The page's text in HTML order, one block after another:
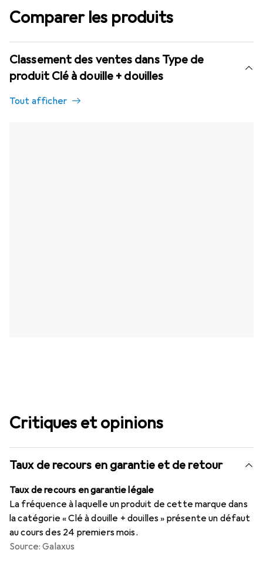
Comparer les produits
Classement des ventes dans Type de
produit Clé à douille + douilles
Tout afficher
Critiques et opinions
Taux de recours en garantie et de retour
Taux de recours en garantie légale
La fréquence à laquelle un produit de cette marque dans
la catégorie « Clé à douille + douilles » présente un défaut
au cours des 24 premiers mois.
Source: Galaxus